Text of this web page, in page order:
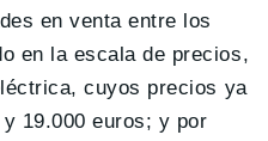
en venta entre los
en la escala de precios,
cuyos precios ya
19.000 euros; y por